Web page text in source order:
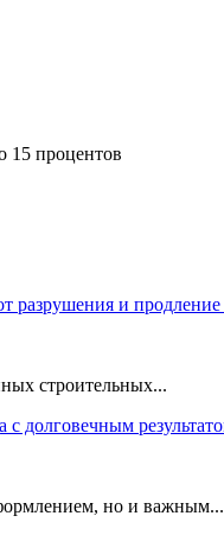
15 процентов
разрушения и
строительных...
долговечным
но и важным...